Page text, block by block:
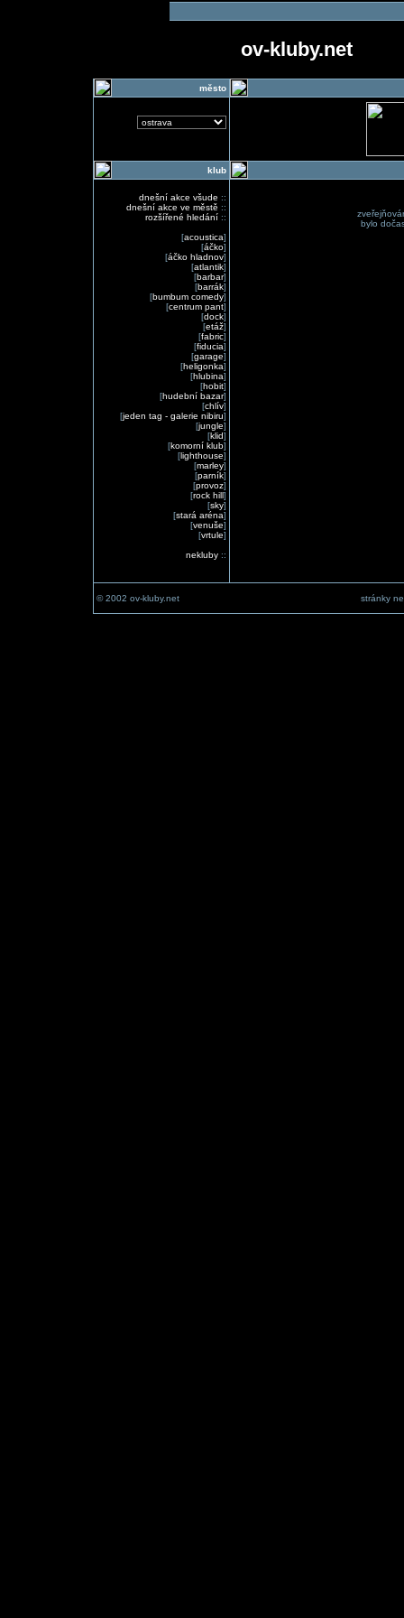
ov-kluby.net
město
klub
dnešní akce všude ::
dnešní akce ve městě ::
rozšířené hledání::
[acoustica]
[áčko]
[áčko hladnov]
[atlantik]
[barbar]
[barrák]
[bumbum comedy]
[centrum pant]
[dock]
[etáž]
[fabric]
[fiducia]
[garage]
[heligonka]
[hlubina]
[hobit]
[hudební bazar]
[chlív]
[jeden tag - galerie nibiru]
[jungle]
[klid]
[komorní klub]
[lighthouse]
[marley]
[parník]
[provoz]
[rock hill]
[sky]
[stará aréna]
[venuše]
[vrtule]
nekluby::
bylo
© 2002 ov-kluby.net stránky